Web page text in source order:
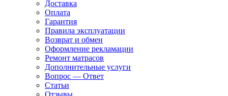
Доставка
Оплата
Гарантия
Правила эксплуатации
Возврат и обмен
Оформление рекламации
Ремонт матрасов
Дополнительные услуги
Вопрос — Ответ
Статьи
Отзывы